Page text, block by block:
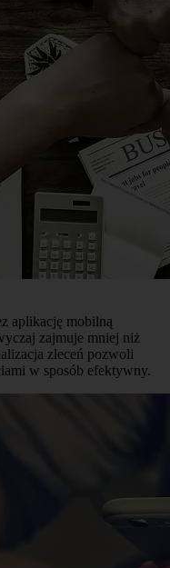
aplikację mobilną
zajmuje mniej niż
zleceń pozwoli
w sposób efektywny.